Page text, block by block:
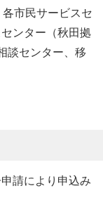
市民サービスセ
ンター（秋田拠
談センター、移
請により申込み